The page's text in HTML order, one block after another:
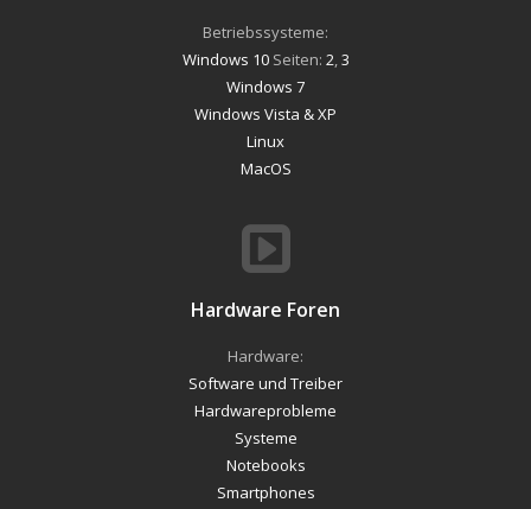
Betriebssysteme:
Windows 10Seiten: 2 3
Windows 7
Windows Vista & XP
Linux
MacOS
Hardware Foren
Hardware:
Software und Treiber
Hardwareprobleme
Systeme
Notebooks
Smartphones